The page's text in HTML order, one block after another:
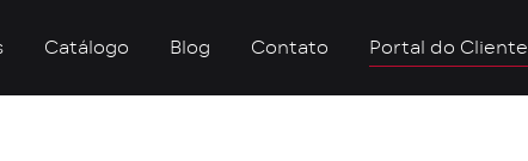
Catálogo Blog Contato Portal do Cliente